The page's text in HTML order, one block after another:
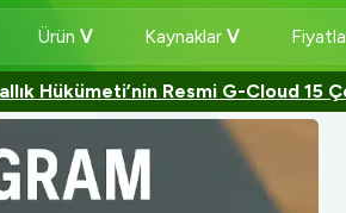
Ürün Kaynaklar
Hükümeti’nin Resmi G-Cloud 15